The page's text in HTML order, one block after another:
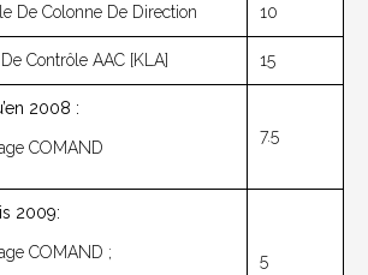
De Colonne De Direction 10
Contrôle AAC [KLA] 15
2008 :
COMAND
7.5
2009:
COMAND ; 5